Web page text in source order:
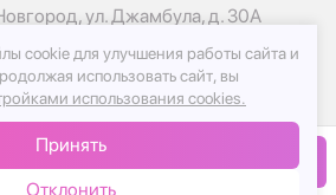
В корзину
ул. Джамбула, д. 30А
Цветов 24.ру
cookie для улучшения работы сайта и
использовать сайт, вы
использования cookies.
Принять
Отклонить